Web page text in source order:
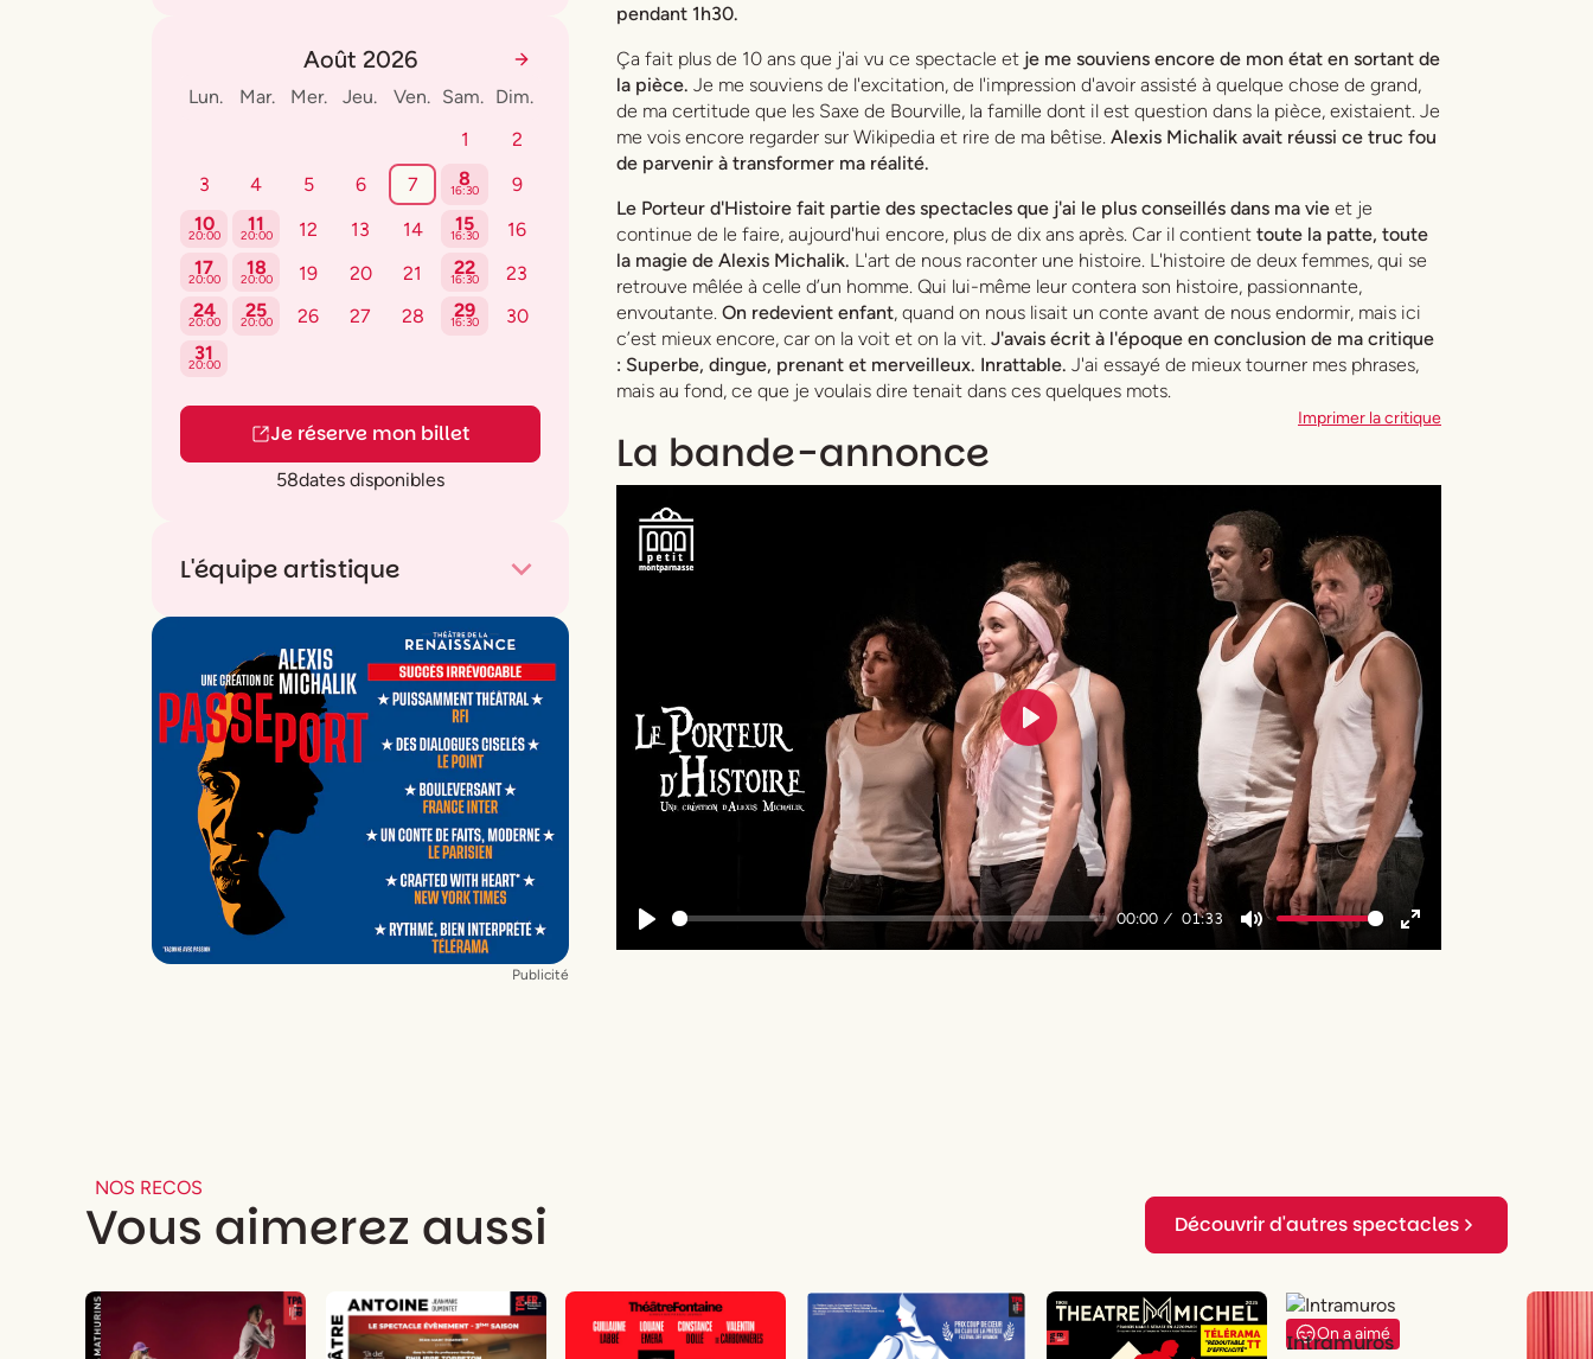
Août 2026
Lun. Mar. Mer. Jeu. Ven. Sam. Dim.
1
2
3
4 5 6 7 8
16:30
9
10
20:00
11
20:00 12 13 14 15
16:30
16
17
20:00
18
20:00 19 20 21 22
16:30
23
24
20:00
25
20:00 26 27 28 29
16:30
30
31
20:00
Je réserve mon billet
58dates disponibles
L'équipe artistique
AvecBenjamin Alazraki,Chadia Amajod,
Khalida Azaom,Fadila Belkebla,Justin
Blanckaert ,Patrick Blandin,Benjamin
Brenière,Émilie Blon Metzinger,Vanessa
Cailhol,Stéphanie Caillol
Vincent
Deniard ,Elsa Duchez Paverani,Esther
Gaumont
Walter Hotton Léa Issert
Julien Jacob
Julia Le Faou,Jonas
Lebrun
Aymeric Lecerf,Yvan Lecomte,
Charles Lelaure
Michaël Maino,César
Méric,Daniel Njo Lobé Pauline Paolini,
Benjamin Penamaria
Lison Pennec,
Aurélia Poirier
François Pouron,Laurent
Robert
Michel Scotto Di Carlo,Kevin
Son
Musique originaleManuel Peskine
Publicité
pendant 1h30.
Ça fait plus de 10 ans que j'ai vu ce spectacle et je me souviens encore de mon état en sortant de
la pièce. Je me souviens de l'excitation, de l'impression d'avoir assisté à quelque chose de grand,
de ma certitude que les Saxe de Bourville, la famille dont il est question dans la pièce, existaient. Je
me vois encore regarder sur Wikipedia et rire de ma bêtise. Alexis Michalik avait réussi ce truc fou
de parvenir à transformer ma réalité.
Le Porteur d'Histoire fait partie des spectacles que j'ai le plus conseillés dans ma vie et je
continue de le faire, aujourd'hui encore, plus de dix ans après. Car il contient toute la patte, toute
la magie de Alexis Michalik. L'art de nous raconter une histoire. L'histoire de deux femmes, qui se
retrouve mêlée à celle d’un homme. Qui lui-même leur contera son histoire, passionnante,
envoutante. On redevient enfant, quand on nous lisait un conte avant de nous endormir, mais ici
c’est mieux encore, car on la voit et on la vit. J'avais écrit à l'époque en conclusion de ma critique
: Superbe, dingue, prenant et merveilleux. Inrattable. J'ai essayé de mieux tourner mes phrases,
mais au fond, ce que je voulais dire tenait dans ces quelques mots.
Imprimer la critique
La bande-annonce
Play
00:00 01:33
Mute
Enter
Play
NOS RECOS
Vous aimerez aussi Découvrir d'autres spectacles
On a aimé
Intramuros